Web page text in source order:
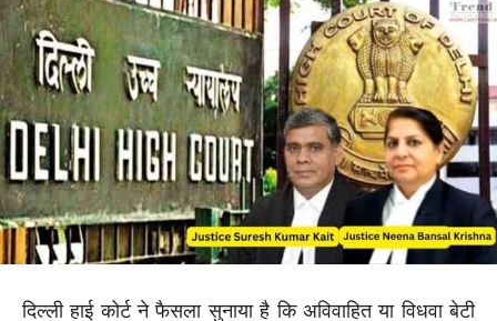
दिल्ली हाई कोर्ट ने फैसला सुनाया है कि अविवाहित या विधवा बेटी